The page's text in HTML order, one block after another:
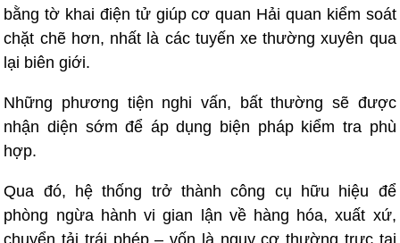
bằng tờ khai điện tử giúp cơ quan Hải quan kiểm soát
chặt chẽ hơn, nhất là các tuyến xe thường xuyên qua
lại biên giới.
Những phương tiện nghi vấn, bất thường sẽ được
nhận diện sớm để áp dụng biện pháp kiểm tra phù
hợp.
Qua đó, hệ thống trở thành công cụ hữu hiệu để
phòng ngừa hành vi gian lận về hàng hóa, xuất xứ,
chuyển tải trái phép – vốn là nguy cơ thường trực tại